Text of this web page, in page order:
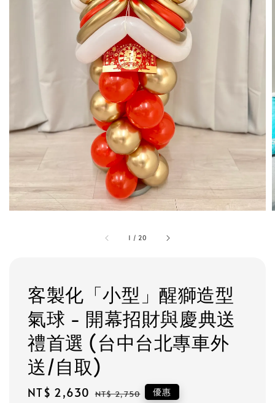
1 / 20
客製化「小型」醒獅造型
氣球 - 開幕招財與慶典送
禮首選 (台中台北專車外
送/自取)
Sale
NT$ 2,630 Regular
NT$ 2,750 優惠